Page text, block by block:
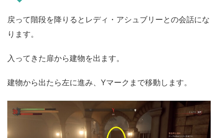
戻って階段を降りるとレディ・アシュブリーとの会話にな
ります。
入ってきた扉から建物を出ます。
建物から出たら左に進み、Yマークまで移動します。